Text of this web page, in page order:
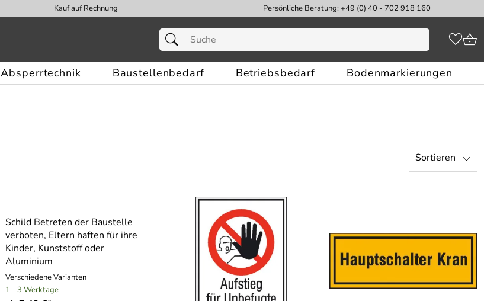
Kauf auf Rechnung Persönliche Beratung: +49 (0) 40 - 702 918 160
Absperrtechnik Baustellenbedarf Betriebsbedarf Bodenmarkierungen
Sortieren
Schild Betreten der Baustelle
verboten, Eltern haften für ihre
Kinder, Kunststoff oder
Aluminium
Verschiedene Varianten
1 - 3 Werktage